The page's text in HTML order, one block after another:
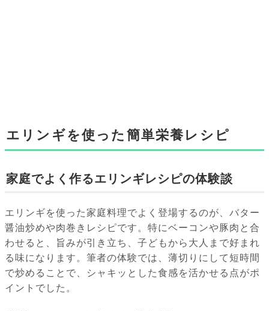
エリンギを使った簡単栄養レシピ
家庭でよく作るエリンギレシピの体験談
エリンギを使った家庭料理でよく登場するのが、バター
醤油炒めや肉巻きレシピです。特にベーコンや豚肉と合
わせると、旨みが引き立ち、子どもから大人まで好まれ
る味になります。筆者の体験では、薄切りにして短時間
で炒めることで、シャキッとした食感を活かせる点がポ
イントでした。